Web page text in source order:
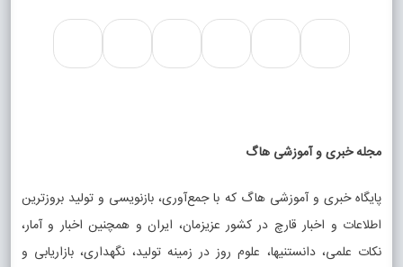
مجله خبری و آموزشی هاگ
پایگاه خبری و آموزشی هاگ که با جمع‌آوری، بازنویسی و تولید بروزترین
اطلاعات و اخبار قارچ در کشور عزیزمان، ایران و همچنین اخبار و آمار،
نکات علمی، دانستنیها، علوم روز در زمینه تولید، نگهداری، بازاریابی و